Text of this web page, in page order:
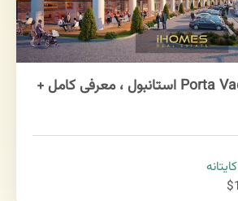
پروژه پورتا وادی Porta Vadi استانبول ، معرفی کامل +
کایتانه